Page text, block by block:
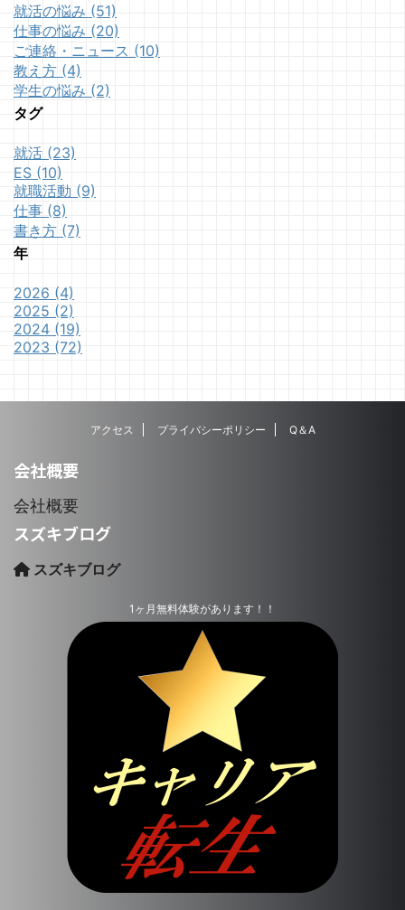
就活の悩み (51)
仕事の悩み (20)
ご連絡・ニュース (10)
教え方 (4)
学生の悩み (2)
タグ
就活 (23)
ES (10)
就職活動 (9)
仕事 (8)
書き方 (7)
年
2026 (4)
2025 (2)
2024 (19)
2023 (72)
アクセス プライバシーポリシー Q＆A
会社概要
会社概要
スズキブログ
スズキブログ
1ヶ月無料体験があります！！